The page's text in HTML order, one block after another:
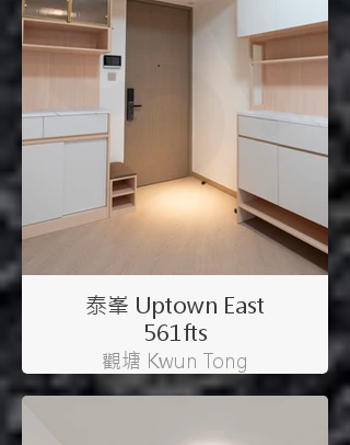
泰峯 Uptown East
561fts
觀塘 Kwun Tong